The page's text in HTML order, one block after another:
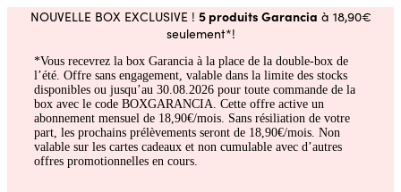
NOUVELLE BOX EXCLUSIVE ! 5 produits Garancia à 18,90€
seulement*!
*Vous recevrez la box Garancia à la place de la double-box de
l’été. Offre sans engagement, valable dans la limite des stocks
disponibles ou jusqu’au 30.08.2026 pour toute commande de la
box avec le code BOXGARANCIA. Cette offre active un
abonnement mensuel de 18,90€/mois. Sans résiliation de votre
part, les prochains prélèvements seront de 18,90€/mois. Non
valable sur les cartes cadeaux et non cumulable avec d’autres
offres promotionnelles en cours.